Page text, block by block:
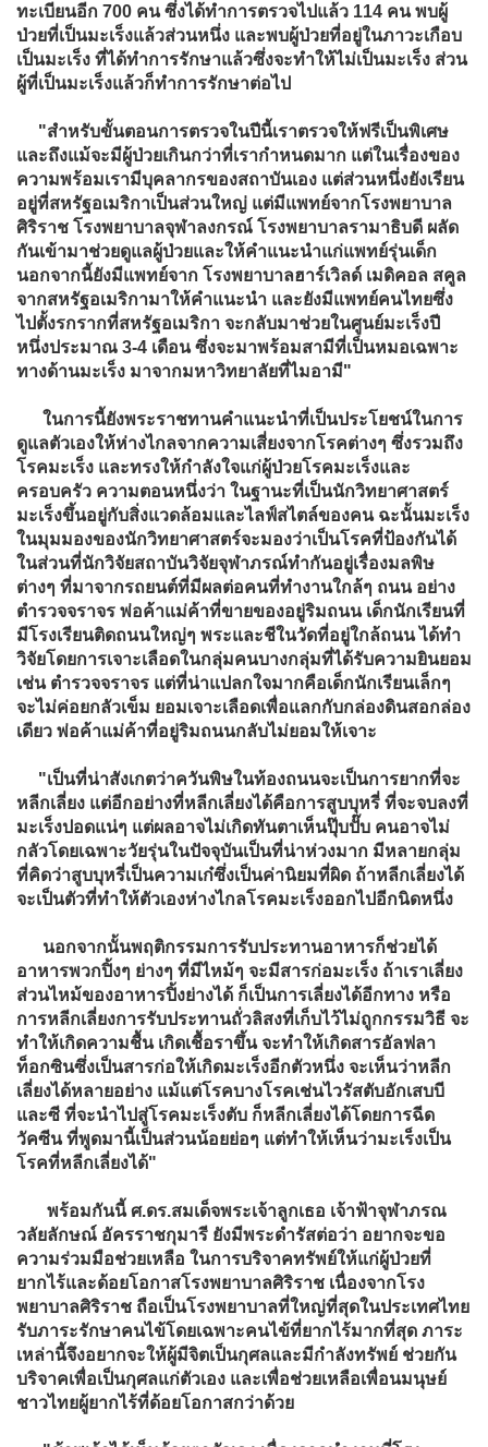
ทะเบียนอีก 700 คน ซึ่งได้ทำการตรวจไปแล้ว 114 คน พบผู้
ป่วยที่เป็นมะเร็งแล้วส่วนหนึ่ง และพบผู้ป่วยที่อยู่ในภาวะเกือบ
เป็นมะเร็ง ที่ได้ทำการรักษาแล้วซึ่งจะทำให้ไม่เป็นมะเร็ง ส่วน
ผู้ที่เป็นมะเร็งแล้วก็ทำการรักษาต่อไป
"สำหรับขั้นตอนการตรวจในปีนี้เราตรวจให้ฟรีเป็นพิเศษ
และถึงแม้จะมีผู้ป่วยเกินกว่าที่เรากำหนดมาก แต่ในเรื่องของ
ความพร้อมเรามีบุคลากรของสถาบันเอง แต่ส่วนหนึ่งยังเรียน
อยู่ที่สหรัฐอเมริกาเป็นส่วนใหญ่ แต่มีแพทย์จากโรงพยาบาล
ศิริราช โรงพยาบาลจุฬาลงกรณ์ โรงพยาบาลรามาธิบดี ผลัด
กันเข้ามาช่วยดูแลผู้ป่วยและให้คำแนะนำแก่แพทย์รุ่นเด็ก
นอกจากนี้ยังมีแพทย์จาก โรงพยาบาลฮาร์เวิลด์ เมดิคอล สคูล
จากสหรัฐอเมริกามาให้คำแนะนำ และยังมีแพทย์คนไทยซึ่ง
ไปตั้งรกรากที่สหรัฐอเมริกา จะกลับมาช่วยในศูนย์มะเร็งปี
หนึ่งประมาณ 3-4 เดือน ซึ่งจะมาพร้อมสามีที่เป็นหมอเฉพาะ
ทางด้านมะเร็ง มาจากมหาวิทยาลัยที่ไมอามี"
ในการนี้ยังพระราชทานคำแนะนำที่เป็นประโยชน์ในการ
ดูแลตัวเองให้ห่างไกลจากความเสี่ยงจากโรคต่างๆ ซึ่งรวมถึง
โรคมะเร็ง และทรงให้กำลังใจแก่ผู้ป่วยโรคมะเร็งและ
ครอบครัว ความตอนหนึ่งว่า ในฐานะที่เป็นนักวิทยาศาสตร์
มะเร็งขึ้นอยู่กับสิ่งแวดล้อมและไลฟ์สไตล์ของคน ฉะนั้นมะเร็ง
ในมุมมองของนักวิทยาศาสตร์จะมองว่าเป็นโรคที่ป้องกันได้
ในส่วนที่นักวิจัยสถาบันวิจัยจุฬาภรณ์ทำกันอยู่เรื่องมลพิษ
ต่างๆ ที่มาจากรถยนต์ที่มีผลต่อคนที่ทำงานใกล้ๆ ถนน อย่าง
ตำรวจจราจร พ่อค้าแม่ค้าที่ขายของอยู่ริมถนน เด็กนักเรียนที่
มีโรงเรียนติดถนนใหญ่ๆ พระและชีในวัดที่อยู่ใกล้ถนน ได้ทำ
วิจัยโดยการเจาะเลือดในกลุ่มคนบางกลุ่มที่ได้รับความยินยอม
เช่น ตำรวจจราจร แต่ที่น่าแปลกใจมากคือเด็กนักเรียนเล็กๆ
จะไม่ค่อยกลัวเข็ม ยอมเจาะเลือดเพื่อแลกกับกล่องดินสอกล่อง
เดียว พ่อค้าแม่ค้าที่อยู่ริมถนนกลับไม่ยอมให้เจาะ
"เป็นที่น่าสังเกตว่าควันพิษในท้องถนนจะเป็นการยากที่จะ
หลีกเลี่ยง แต่อีกอย่างที่หลีกเลี่ยงได้คือการสูบบุหรี่ ที่จะจบลงที่
มะเร็งปอดแน่ๆ แต่ผลอาจไม่เกิดทันตาเห็นปุ๊บปั๊บ คนอาจไม่
กลัวโดยเฉพาะวัยรุ่นในปัจจุบันเป็นที่น่าห่วงมาก มีหลายกลุ่ม
ที่คิดว่าสูบบุหรี่เป็นความเก๋ซึ่งเป็นค่านิยมที่ผิด ถ้าหลีกเลี่ยงได้
จะเป็นตัวที่ทำให้ตัวเองห่างไกลโรคมะเร็งออกไปอีกนิดหนึ่ง
นอกจากนั้นพฤติกรรมการรับประทานอาหารก็ช่วยได้
อาหารพวกปิ้งๆ ย่างๆ ที่มีไหม้ๆ จะมีสารก่อมะเร็ง ถ้าเราเลี่ยง
ส่วนไหม้ของอาหารปิ้งย่างได้ ก็เป็นการเลี่ยงได้อีกทาง หรือ
การหลีกเลี่ยงการรับประทานถั่วลิสงที่เก็บไว้ไม่ถูกกรรมวิธี จะ
ทำให้เกิดความชื้น เกิดเชื้อราขึ้น จะทำให้เกิดสารอัลฟลา
ท็อกซินซึ่งเป็นสารก่อให้เกิดมะเร็งอีกตัวหนึ่ง จะเห็นว่าหลีก
เลี่ยงได้หลายอย่าง แม้แต่โรคบางโรคเช่นไวรัสตับอักเสบบี
และซี ที่จะนำไปสู่โรคมะเร็งตับ ก็หลีกเลี่ยงได้โดยการฉีด
วัคซีน ที่พูดมานี้เป็นส่วนน้อยย่อๆ แต่ทำให้เห็นว่ามะเร็งเป็น
โรคที่หลีกเลี่ยงได้"
พร้อมกันนี้ ศ.ดร.สมเด็จพระเจ้าลูกเธอ เจ้าฟ้าจุฬาภรณ
วลัยลักษณ์ อัครราชกุมารี ยังมีพระดำรัสต่อว่า อยากจะขอ
ความร่วมมือช่วยเหลือ ในการบริจาคทรัพย์ให้แก่ผู้ป่วยที่
ยากไร้และด้อยโอกาสโรงพยาบาลศิริราช เนื่องจากโรง
พยาบาลศิริราช ถือเป็นโรงพยาบาลที่ใหญ่ที่สุดในประเทศไทย
รับภาระรักษาคนไข้โดยเฉพาะคนไข้ที่ยากไร้มากที่สุด ภาระ
เหล่านี้จึงอยากจะให้ผู้มีจิตเป็นกุศลและมีกำลังทรัพย์ ช่วยกัน
บริจาคเพื่อเป็นกุศลแก่ตัวเอง และเพื่อช่วยเหลือเพื่อนมนุษย์
ชาวไทยผู้ยากไร้ที่ด้อยโอกาสกว่าด้วย